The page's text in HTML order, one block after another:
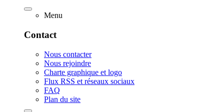
Menu
Contact
Nous contacter
Nous rejoindre
Charte graphique et logo
Flux RSS et réseaux sociaux
FAQ
Plan du site